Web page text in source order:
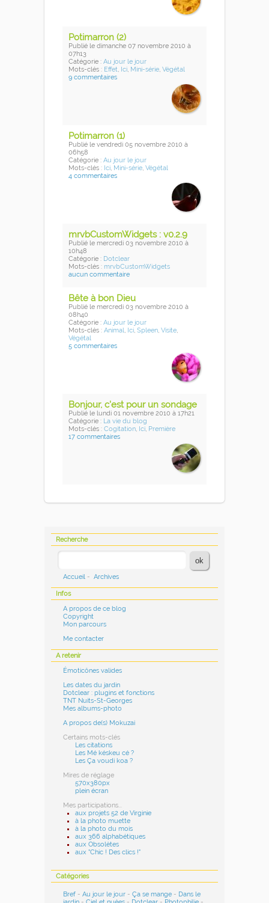
Potimarron (2)
Publié le dimanche 07 novembre 2010 à
07h13
Catégorie : Au jour le jour
Mots-clés : Effet, Ici, Mini-série, Végétal
9 commentaires
Potimarron (1)
Publié le vendredi 05 novembre 2010 à
06h58
Catégorie : Au jour le jour
Mots-clés : Ici, Mini-série, Végétal
4 commentaires
mrvbCustomWidgets : v0.2.9
Publié le mercredi 03 novembre 2010 à
10h48
Catégorie : Dotclear
Mots-clés : mrvbCustomWidgets
aucun commentaire
Bête à bon Dieu
Publié le mercredi 03 novembre 2010 à
08h40
Catégorie : Au jour le jour
Mots-clés : Animal, Ici, Spleen, Visite,
Végétal
5 commentaires
Bonjour, c'est pour un sondage
Publié le lundi 01 novembre 2010 à 17h21
Catégorie : La vie du blog
Mots-clés : Cogitation, Ici, Première
17 commentaires
Recherche
Accueil - Archives
Infos
A propos de ce blog
Copyright
Mon parcours
Me contacter
A retenir
Émoticônes valides
Les dates du jardin
Dotclear : plugins et fonctions
TNT Nuits-St-Georges
Mes albums-photo
A propos de(s) Mokuzai
Certains mots-clés
Les citations
Les Mé késkeu cé ?
Les Ça voudi koa ?
Mires de réglage
570x380px
plein écran
Mes participations...
aux projets 52 de Virginie
à la photo muette
à la photo du mois
aux 366 alphabétiques
aux Obsolètes
aux "Chic ! Des clics !"
Catégories
Bref -Au jour le jour -Ça se mange - Dans le